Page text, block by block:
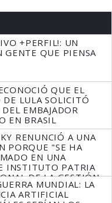
+PERFIL!: UN
GENTE QUE PIENSA
QUE EL
DE LULA SOLICITÓ
EMBAJADOR
EN BRASIL
RENUNCIÓ A UNA
PORQUE "SE HA
EN UNA
INSTITUTO PATRIA
DE LA GESTIÓN
MUNDIAL: LA
ARTIFICIAL